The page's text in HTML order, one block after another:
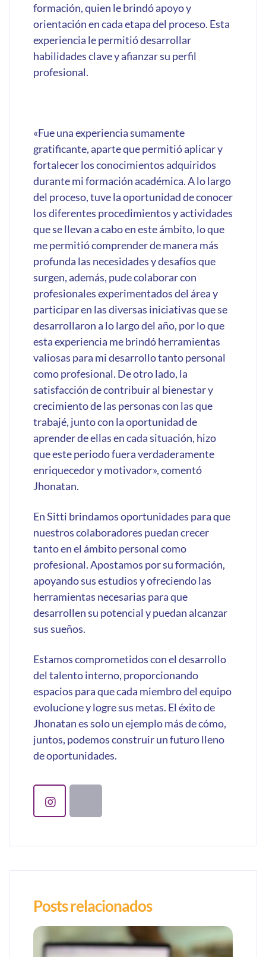
formación, quien le brindó apoyo y
orientación en cada etapa del proceso. Esta
experiencia le permitió desarrollar
habilidades clave y afianzar su perfil
profesional.
«Fue una experiencia sumamente
gratificante, aparte que permitió aplicar y
fortalecer los conocimientos adquiridos
durante mi formación académica. A lo largo
del proceso, tuve la oportunidad de conocer
los diferentes procedimientos y actividades
que se llevan a cabo en este ámbito, lo que
me permitió comprender de manera más
profunda las necesidades y desafíos que
surgen, además, pude colaborar con
profesionales experimentados del área y
participar en las diversas iniciativas que se
desarrollaron a lo largo del año, por lo que
esta experiencia me brindó herramientas
valiosas para mi desarrollo tanto personal
como profesional. De otro lado, la
satisfacción de contribuir al bienestar y
crecimiento de las personas con las que
trabajé, junto con la oportunidad de
aprender de ellas en cada situación, hizo
que este periodo fuera verdaderamente
enriquecedor y motivador», comentó
Jhonatan.
En Sitti brindamos oportunidades para que
nuestros colaboradores puedan crecer
tanto en el ámbito personal como
profesional. Apostamos por su formación,
apoyando sus estudios y ofreciendo las
herramientas necesarias para que
desarrollen su potencial y puedan alcanzar
sus sueños.
Estamos comprometidos con el desarrollo
del talento interno, proporcionando
espacios para que cada miembro del equipo
evolucione y logre sus metas. El éxito de
Jhonatan es solo un ejemplo más de cómo,
juntos, podemos construir un futuro lleno
de oportunidades.
Posts relacionados